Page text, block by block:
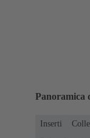
Panoramica
Inserti